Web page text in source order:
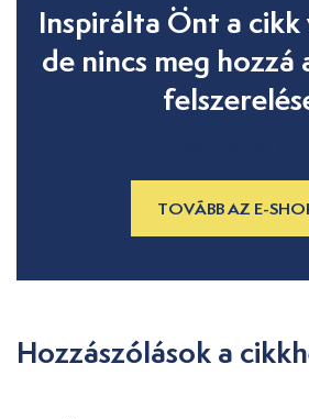
Inspirálta Önt a cikk
de nincs meg hozzá
TOVÁBB AZ E-
Hozzászólások a